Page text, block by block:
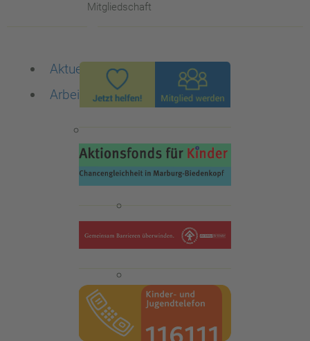
Mitgliedschaft
Aktuelles
Arbeitsbereiche
Die Familienberatungsstelle
ISEF-Beratung
Qualitätsstandards